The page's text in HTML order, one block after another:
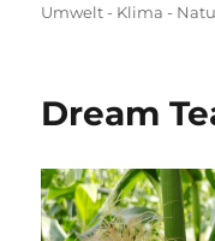
am
Umwelt - Klima -
Dream